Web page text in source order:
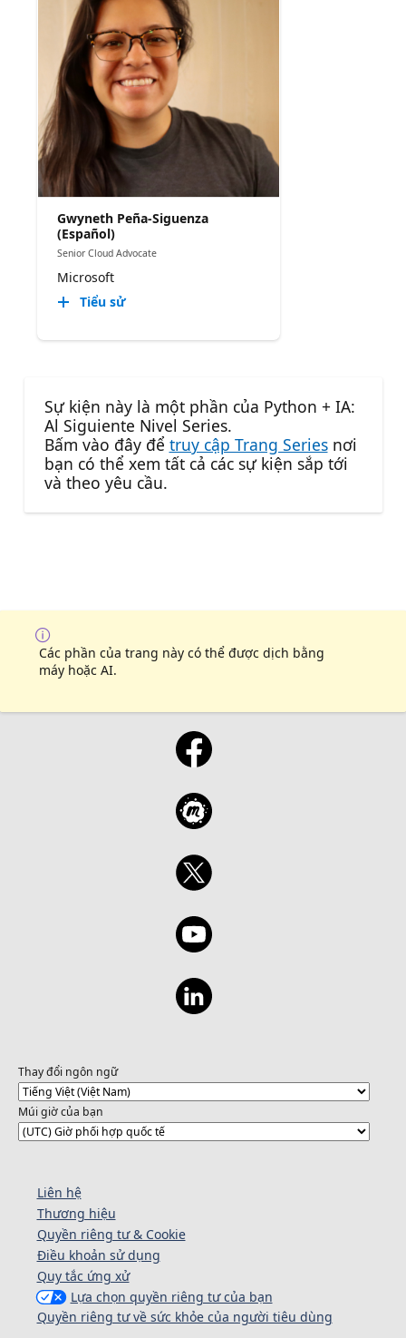
Gwyneth Peña-Siguenza
(Español)
Senior Cloud Advocate
Microsoft
Tiểu sử
Sự kiện này là một phần của Python + IA:
Al Siguiente Nivel Series.
Bấm vào đây để truy cập Trang Seriesnơi
bạn có thể xem tất cả các sự kiện sắp tới
và theo yêu cầu.
Các phần của trang này có thể được dịch bằng
máy hoặc AI.
Thay đổi ngôn ngữ
Múi giờ của bạn
Liên hệ
Thương hiệu
Quyền riêng tư & Cookie
Điều khoản sử dụng
Quy tắc ứng xử
Lựa chọn quyền riêng tư của bạn
Quyền riêng tư về sức khỏe của người tiêu dùng